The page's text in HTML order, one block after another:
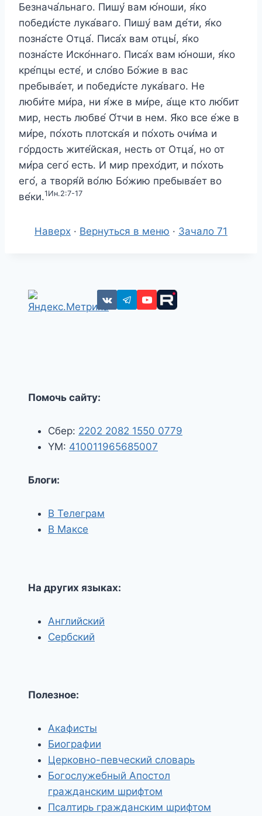
Безнача́льнаго. Пишу́ вам ю́ноши, я́ко
победи́сте лука́ваго. Пишу́ вам де́ти, я́ко
позна́сте Отца́. Писа́х вам отцы́, я́ко
позна́сте Иско́ннаго. Писа́х вам ю́ноши, я́ко
кре́пцы есте́, и сло́во Бо́жие в вас
пребыва́ет, и победи́сте лука́ваго. Не
люби́те ми́ра, ни я́же в ми́ре, а́ще кто лю́бит
мир, несть любве́ О́тчи в нем. Я́ко все е́же в
ми́ре, по́хоть плотска́я и по́хоть очи́ма и
го́рдость жите́йская, несть от Отца́, но от
ми́ра сего́ есть. И мир прехо́дит, и по́хоть
его́, а творя́й во́лю Бо́жию пребыва́ет во
ве́ки.1Ин.2:7-17
Наверх · Вернуться в меню · Зачало 71
Помочь сайту:
Сбер: 2202 2082 1550 0779
YM: 410011965685007
Блоги:
В Телеграм
В Максе
На других языках:
Английский
Сербский
Полезное:
Акафисты
Биографии
Церковно-певческий словарь
Богослужебный Апостол
гражданским шрифтом
Псалтирь гражданским шрифтом